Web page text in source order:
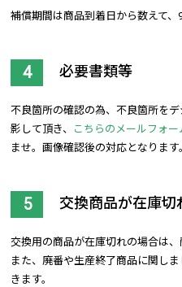
補償期間は商品到着日から数えて、
必要書類等
不良箇所の確認の為、不良箇所を
影して頂き、
こちらのメールフォー
ませ。画像確認後の対応となります
交換商品が在庫切
交換用の商品が在庫切れの場合は、
また、廃番や生産終了商品に関し
きます。